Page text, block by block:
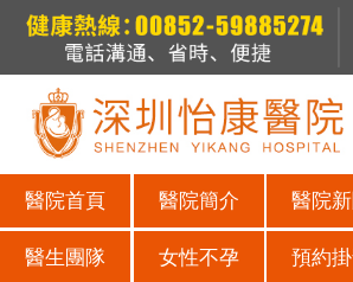
醫院首頁 醫院簡介 醫院
醫生團隊 女性不孕 預約